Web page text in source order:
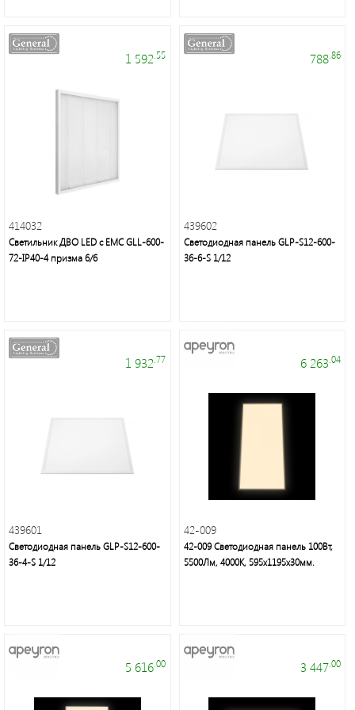
Трековые
питания
Зеркала
Торговые
марки
и
панели
1 592 .55
414032
Светильник ДВО LED с ЕМС GLL-600-
72-IP40-4 призма 6/6
788 .86
439602
Светодиодная панель GLP-S12-600-
36-6-S 1/12
1 932 .77
439601
Светодиодная панель GLP-S12-600-
36-4-S 1/12
6 263 .04
42-009
42-009 Светодиодная панель 100Вт,
5500Лм, 4000К, 595х1195х30мм.
5 616.00 3 447.00